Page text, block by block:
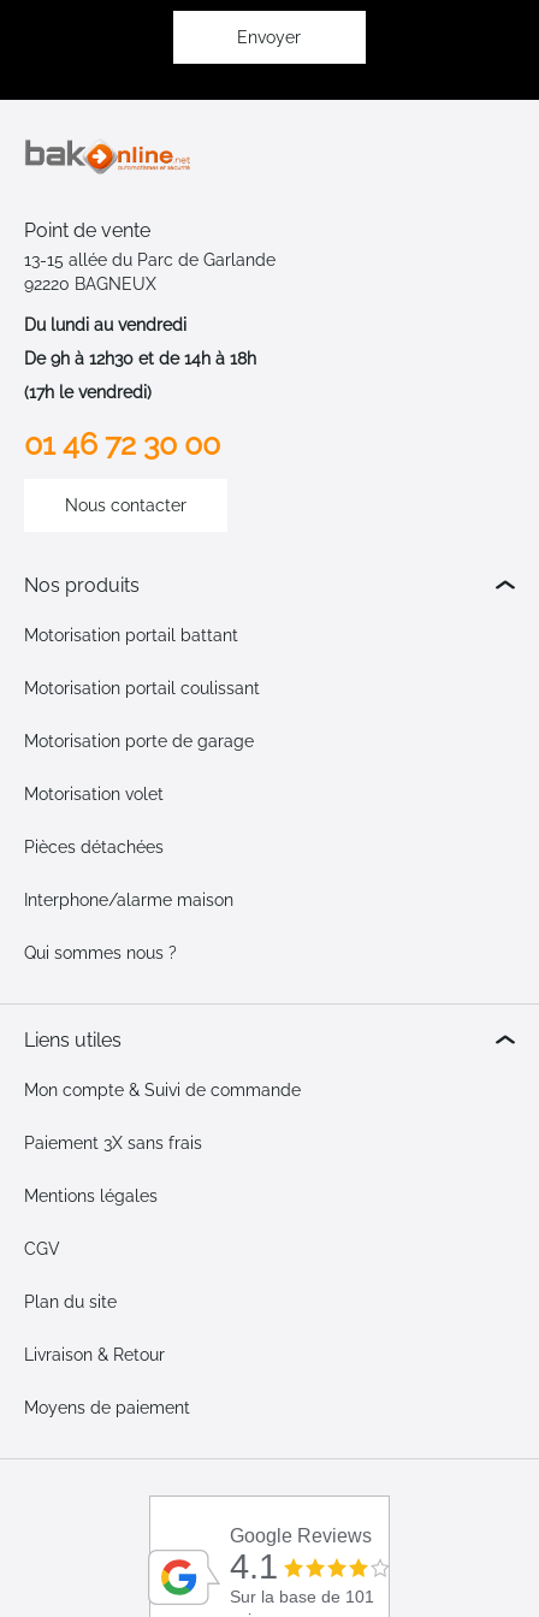
Envoyer
Point de vente
13-15 allée du Parc de Garlande
92220 BAGNEUX
Du lundi au vendredi
De 9h à 12h30 et de 14h à 18h
(17h le vendredi)
01 46 72 30 00
Nous contacter
Nos produits
Motorisation portail battant
Motorisation portail coulissant
Motorisation porte de garage
Motorisation volet
Pièces détachées
Interphone/alarme maison
Qui sommes nous ?
Liens utiles
Mon compte & Suivi de commande
Paiement 3X sans frais
Mentions légales
CGV
Plan du site
Livraison & Retour
Moyens de paiement
Google Reviews
4.1
Sur la base de 101